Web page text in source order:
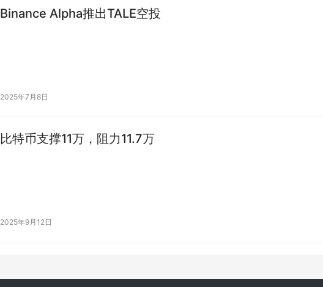
Binance Alpha推出TALE空投
2025年7月8日
比特币支撑11万，阻力11.7万
2025年9月12日